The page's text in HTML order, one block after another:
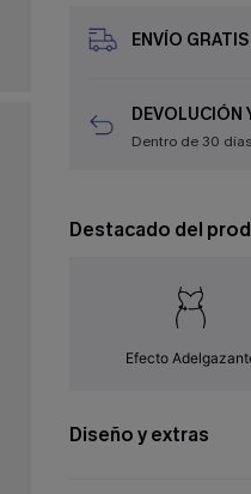
ENVÍO
DEVOLUCIÓN
Dentro de 30 días
Destacado del
Efecto
Diseño y extras